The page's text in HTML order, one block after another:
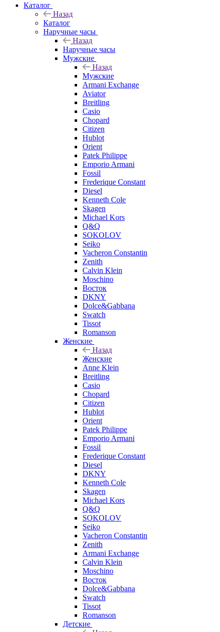
Каталог
Назад
Каталог
Наручные часы
Назад
Наручные часы
Мужские
Назад
Мужские
Armani Exchange
Aviator
Breitling
Casio
Chopard
Citizen
Hublot
Orient
Patek Philippe
Emporio Armani
Fossil
Frederique Constant
Diesel
Kenneth Cole
Skagen
Michael Kors
Q&Q
SOKOLOV
Seiko
Vacheron Constantin
Zenith
Calvin Klein
Moschino
Восток
DKNY
Dolce&Gabbana
Swatch
Tissot
Romanson
Женские
Назад
Женские
Anne Klein
Breitling
Casio
Chopard
Citizen
Hublot
Orient
Patek Philippe
Emporio Armani
Fossil
Frederique Constant
Diesel
DKNY
Kenneth Cole
Skagen
Michael Kors
Q&Q
SOKOLOV
Seiko
Vacheron Constantin
Zenith
Armani Exchange
Calvin Klein
Moschino
Восток
Dolce&Gabbana
Swatch
Tissot
Romanson
Детские